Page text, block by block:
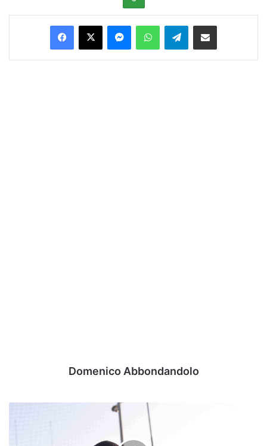
Facebook
X MessengerWhatsAppTelegramCondividi via Email
Domenico Abbondandolo